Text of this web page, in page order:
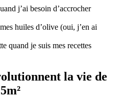
j’ai besoin d’accrocher
huiles d’olive (oui, j’en ai
quand je suis mes recettes
la vie de